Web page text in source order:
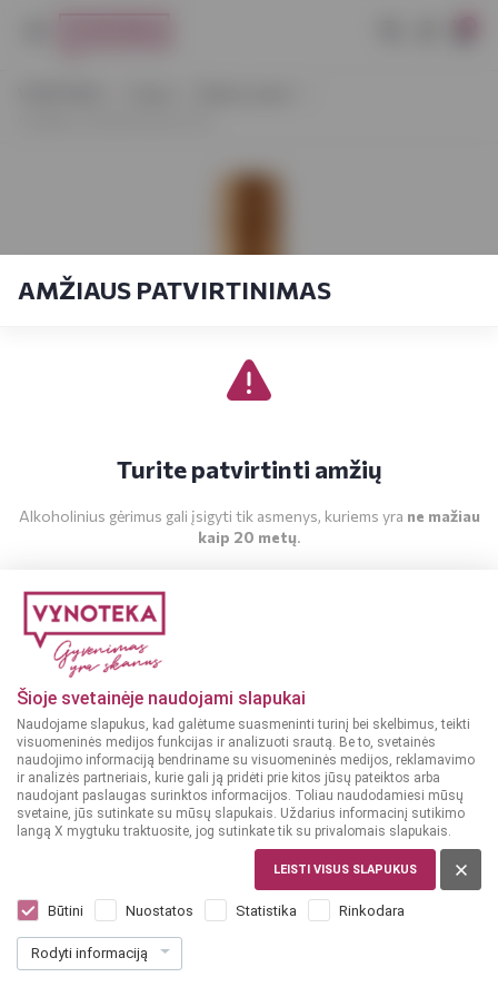
Šioje svetainėje naudojami slapukai
Naudojame slapukus, kad galėtume suasmeninti turinį bei skelbimus, teikti
visuomeninės medijos funkcijas ir analizuoti srautą. Be to, svetainės
naudojimo informaciją bendriname su visuomeninės medijos, reklamavimo
ir analizės partneriais, kurie gali ją pridėti prie kitos jūsų pateiktos arba
naudojant paslaugas surinktos informacijos. Toliau naudodamiesi mūsų
svetaine, jūs sutinkate su mūsų slapukais. Uždarius informacinį sutikimo
langą X mygtuku traktuosite, jog sutinkate tik su privalomais slapukais.
LEISTI VISUS SLAPUKUS
Būtini Nuostatos Statistika Rinkodara
Rodyti informaciją
AMŽIAUS PATVIRTINIMAS
Turite patvirtinti amžių
Alkoholinius gėrimus gali įsigyti tik asmenys, kuriems yra ne mažiau
kaip 20 metų.
Casillero Chardonnay 0,75 L
Dar nėra balsų, galite įvertinti
99